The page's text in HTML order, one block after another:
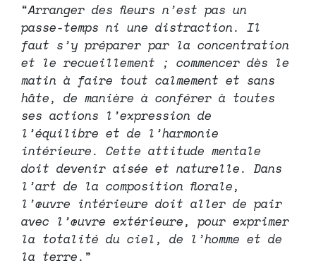
“Arranger des fleurs n’est pas un
passe-temps ni une distraction. Il
faut s’y préparer par la concentration
et le recueillement ; commencer dès le
matin à faire tout calmement et sans
hâte, de manière à conférer à toutes
ses actions l’expression de
l’équilibre et de l’harmonie
intérieure. Cette attitude mentale
doit devenir aisée et naturelle. Dans
l’art de la composition florale,
l’œuvre intérieure doit aller de pair
avec l’œuvre extérieure, pour exprimer
la totalité du ciel, de l’homme et de
la terre. ”